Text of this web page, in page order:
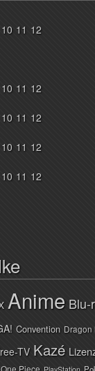
10 11 12
10 11 12
10 11 12
10 11 12
10 11 12
Anime Blu-
Convention Dragon
TV Kazé
One Piece